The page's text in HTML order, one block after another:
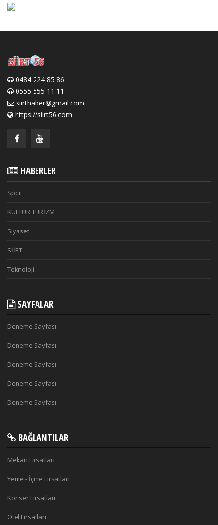
0484 224 85 86
0555 555 11 11
siirthaber@gmail.com
https://siirt56.com
HABERLER
Spor
KÜLTÜR TURİZM
Siyaset
SİİRT
Teknoloji
SAYFALAR
Deneme Sayfası
Deneme Sayfası
Deneme Sayfası
Deneme Sayfası
Deneme Sayfası
BAĞLANTILAR
Mekan Fırsatları
Yeme - İçme Fırsatları
Konser Fırsatları
Otel Fırsatları